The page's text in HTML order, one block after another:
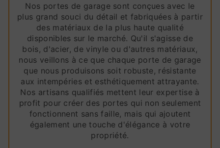
Nos portes de garage sont conçues avec le
plus grand souci du détail et fabriquées à partir
des matériaux de la plus haute qualité
disponibles sur le marché. Qu'il s'agisse de
bois, d'acier, de vinyle ou d'autres matériaux,
nous veillons à ce que chaque porte de garage
que nous produisons soit robuste, résistante
aux intempéries et esthétiquement attrayante.
Nos artisans qualifiés mettent leur expertise à
profit pour créer des portes qui non seulement
fonctionnent sans faille, mais qui ajoutent
également une touche d'élégance à votre
propriété.